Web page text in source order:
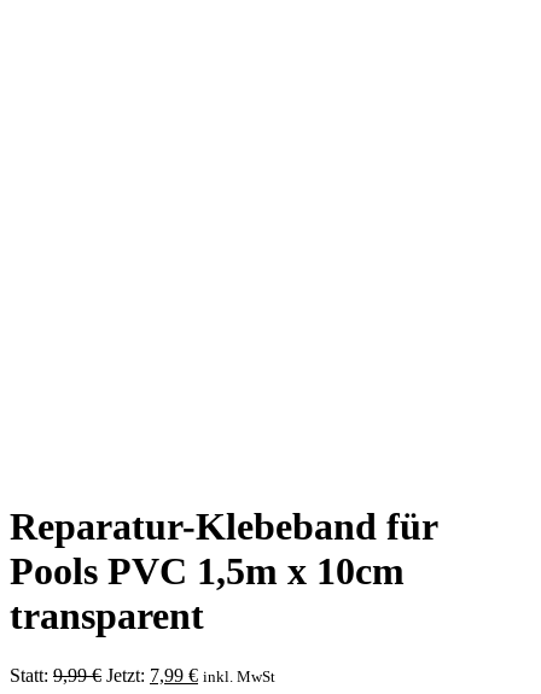
Reparatur-Klebeband für
Pools PVC 1,5m x 10cm
transparent
Statt: 9,99€ Ursprünglicher
Jetzt: 7,99 €Aktueller
inkl. MwSt